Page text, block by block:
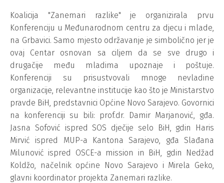
Koalicija "Zanemari razlike" je organizirala prvu
Konferenciju u Međunarodnom centru za djecu i mlade,
na Grbavici. Samo mjesto održavanje je simbolično jer je
ovaj Centar osnovan sa ciljem da se sve drugo i
drugačije među mladima upoznaje i poštuje.
Konferenciji su prisustvovali mnoge nevladine
organizacije, relevantne institucije kao što je Ministarstvo
pravde BiH, predstavnici Općine Novo Sarajevo. Govornici
na konferenciji su bili: prof.dr. Damir Marjanović, gđa.
Jasna Sofović ispred SOS dječije selo BiH, gdin Haris
Mirvić ispred MUP-a Kantona Sarajevo, gđa Slađana
Milunović ispred OSCE-a mission in BiH, gdin Nedžad
Koldžo, načelnik općine Novo Sarajevo i Mirela Geko,
glavni koordinator projekta Zanemari razlike.